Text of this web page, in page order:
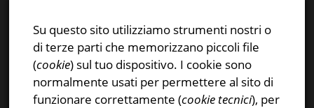
Instagram
Privacy & Cookies Policy
Su questo sito utilizziamo strumenti nostri o
di terze parti che memorizzano piccoli file
(cookie) sul tuo dispositivo. I cookie sono
normalmente usati per permettere al sito di
funzionare correttamente (cookie tecnici), per